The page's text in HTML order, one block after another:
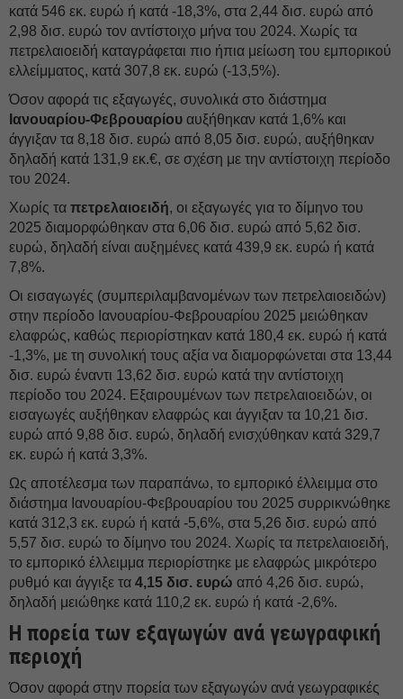
κατά 546 εκ. ευρώ ή κατά -18,3%, στα 2,44 δισ. ευρώ από
2,98 δισ. ευρώ τον αντίστοιχο μήνα του 2024. Χωρίς τα
πετρελαιοειδή καταγράφεται πιο ήπια μείωση του εμπορικού
ελλείμματος, κατά 307,8 εκ. ευρώ (-13,5%).
Όσον αφορά τις εξαγωγές, συνολικά στο διάστημα
Ιανουαρίου-Φεβρουαρίου αυξήθηκαν κατά 1,6% και
άγγιξαν τα 8,18 δισ. ευρώ από 8,05 δισ. ευρώ, αυξήθηκαν
δηλαδή κατά 131,9 εκ.€, σε σχέση με την αντίστοιχη περίοδο
του 2024.
Χωρίς τα πετρελαιοειδή, οι εξαγωγές για το δίμηνο του
2025 διαμορφώθηκαν στα 6,06 δισ. ευρώ από 5,62 δισ.
ευρώ, δηλαδή είναι αυξημένες κατά 439,9 εκ. ευρώ ή κατά
7,8%.
Οι εισαγωγές (συμπεριλαμβανομένων των πετρελαιοειδών)
στην περίοδο Ιανουαρίου-Φεβρουαρίου 2025 μειώθηκαν
ελαφρώς, καθώς περιορίστηκαν κατά 180,4 εκ. ευρώ ή κατά
-1,3%, με τη συνολική τους αξία να διαμορφώνεται στα 13,44
δισ. ευρώ έναντι 13,62 δισ. ευρώ κατά την αντίστοιχη
περίοδο του 2024. Εξαιρουμένων των πετρελαιοειδών, οι
εισαγωγές αυξήθηκαν ελαφρώς και άγγιξαν τα 10,21 δισ.
ευρώ από 9,88 δισ. ευρώ, δηλαδή ενισχύθηκαν κατά 329,7
εκ. ευρώ ή κατά 3,3%.
Ως αποτέλεσμα των παραπάνω, το εμπορικό έλλειμμα στο
διάστημα Ιανουαρίου-Φεβρουαρίου του 2025 συρρικνώθηκε
κατά 312,3 εκ. ευρώ ή κατά -5,6%, στα 5,26 δισ. ευρώ από
5,57 δισ. ευρώ το δίμηνο του 2024. Χωρίς τα πετρελαιοειδή,
το εμπορικό έλλειμμα περιορίστηκε με ελαφρώς μικρότερο
ρυθμό και άγγιξε τα 4,15 δισ. ευρώ από 4,26 δισ. ευρώ,
δηλαδή μειώθηκε κατά 110,2 εκ. ευρώ ή κατά -2,6%.
Η πορεία των εξαγωγών ανά γεωγραφική
περιοχή
Όσον αφορά στην πορεία των εξαγωγών ανά γεωγραφικές